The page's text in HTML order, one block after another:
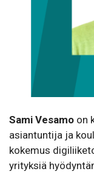
Sami Vesamo on
asiantuntija ja
kokemus
yrityksiä